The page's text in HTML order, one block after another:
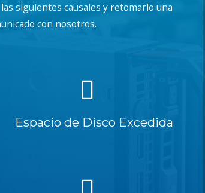
siguientes causales y retomarlo una
con nosotros.
Espacio de Disco Excedida